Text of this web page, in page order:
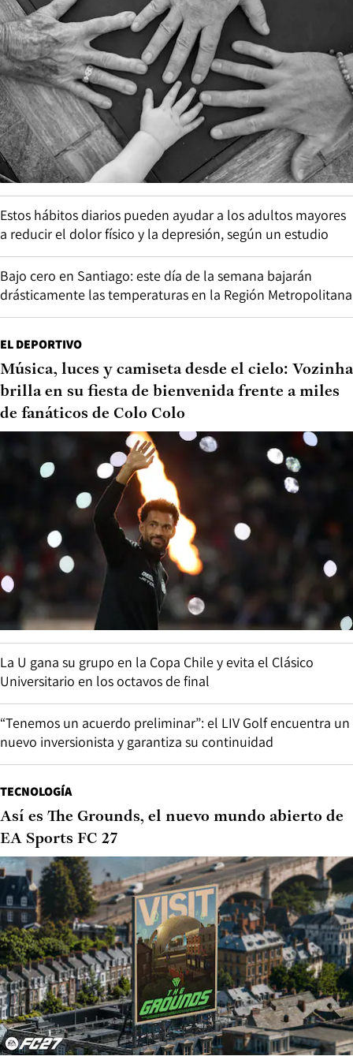
Estos hábitos diarios pueden ayudar a los adultos mayores
a reducir el dolor físico y la depresión, según un estudio
Bajo cero en Santiago: este día de la semana bajarán
drásticamente las temperaturas en la Región Metropolitana
EL DEPORTIVO
Música, luces y camiseta desde el cielo: Vozinha
brilla en su fiesta de bienvenida frente a miles
de fanáticos de Colo Colo
La U gana su grupo en la Copa Chile y evita el Clásico
Universitario en los octavos de final
“Tenemos un acuerdo preliminar”: el LIV Golf encuentra un
nuevo inversionista y garantiza su continuidad
TECNOLOGÍA
Así es The Grounds, el nuevo mundo abierto de
EA Sports FC 27